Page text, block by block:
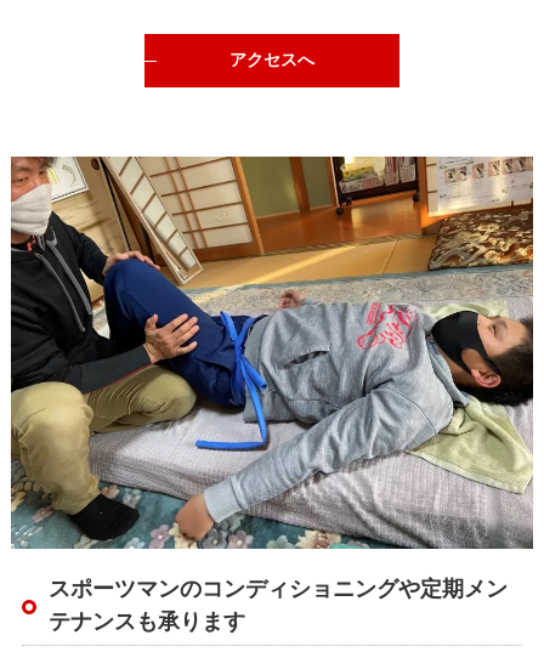
アクセスへ
スポーツマンのコンディショニングや定期メン
テナンスも承ります